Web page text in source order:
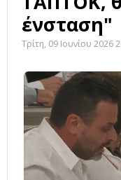
ένσταση"
Τρίτη, 09 Ιουνίου 2026